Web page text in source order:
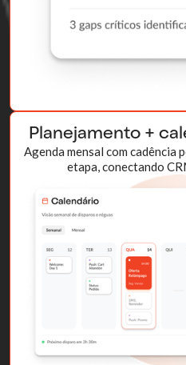
Planejamento +
Agenda mensal com
etapa, conectando